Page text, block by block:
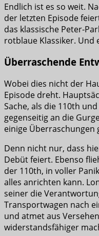
Endlich ist es so weit.
der letzten Episode
das klassische Peter-
rotblaue Klassiker. Und
Überraschende
Wobei dies nicht der
Episode dreht.
Sache, als die 110th
gegenseitig an die
einige Überraschungen
Denn nicht nur, dass
Debüt feiert. Ebenso
der 110th, in voller
alles anrichten kann.
seiner die
Transportwagen nach
und atmet aus
widerstandsfähiger